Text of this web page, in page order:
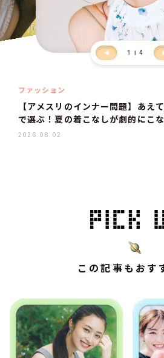
1 4
ファッション
【アメスリのインナー問題】あえ
で選ぶ！夏の着こなしが劇的にこ
2026.08.02
この記事もおす